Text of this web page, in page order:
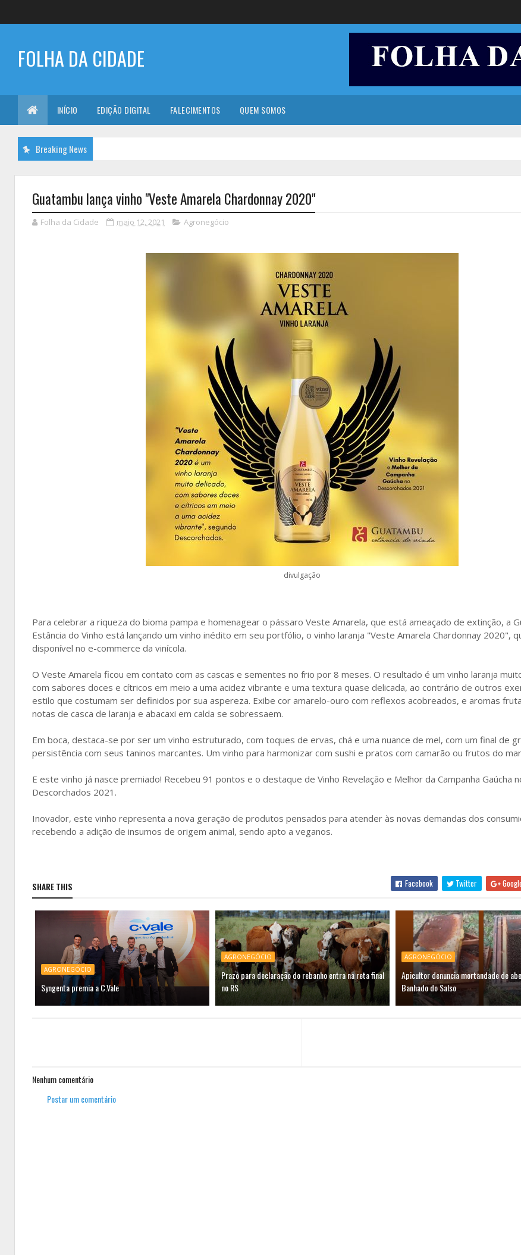
FOLHA DA CIDADE
INÍCIO EDIÇÃO DIGITAL FALECIMENTOS QUEM SOMOS
Breaking News
Guatambu lança vinho "Veste Amarela Chardonnay 2020"
Folha da Cidade maio 12, 2021 Agronegócio
divulgação
Para celebrar a riqueza do bioma pampa e homenagear o pássaro Veste Amarela, que está ameaçado de extinção, a
Estância do Vinho está lançando um vinho inédito em seu portfólio, o vinho laranja "Veste Amarela Chardonnay 2020",
disponível no e-commerce da vinícola.
O Veste Amarela ficou em contato com as cascas e sementes no frio por 8 meses. O resultado é um vinho laranja
com sabores doces e cítricos em meio a uma acidez vibrante e uma textura quase delicada, ao contrário de outros
estilo que costumam ser definidos por sua aspereza. Exibe cor amarelo-ouro com reflexos acobreados, e aromas
notas de casca de laranja e abacaxi em calda se sobressaem.
Em boca, destaca-se por ser um vinho estruturado, com toques de ervas, chá e uma nuance de mel, com um final de
persistência com seus taninos marcantes. Um vinho para harmonizar com sushi e pratos com camarão ou frutos do
E este vinho já nasce premiado! Recebeu 91 pontos e o destaque de Vinho Revelação e Melhor da Campanha Gaúcha
Descorchados 2021.
Inovador, este vinho representa a nova geração de produtos pensados para atender às novas demandas dos
recebendo a adição de insumos de origem animal, sendo apto a veganos.
SHARE THIS Facebook Twitter
AGRONEGÓCIO
Syngenta premia a C.Vale
AGRONEGÓCIO
Prazo para declaração do rebanho entra na reta final
no RS
AGRONEGÓCIO
Apicultor denuncia mortandade de
Banhado do Salso
Nenhum comentário
Postar um comentário